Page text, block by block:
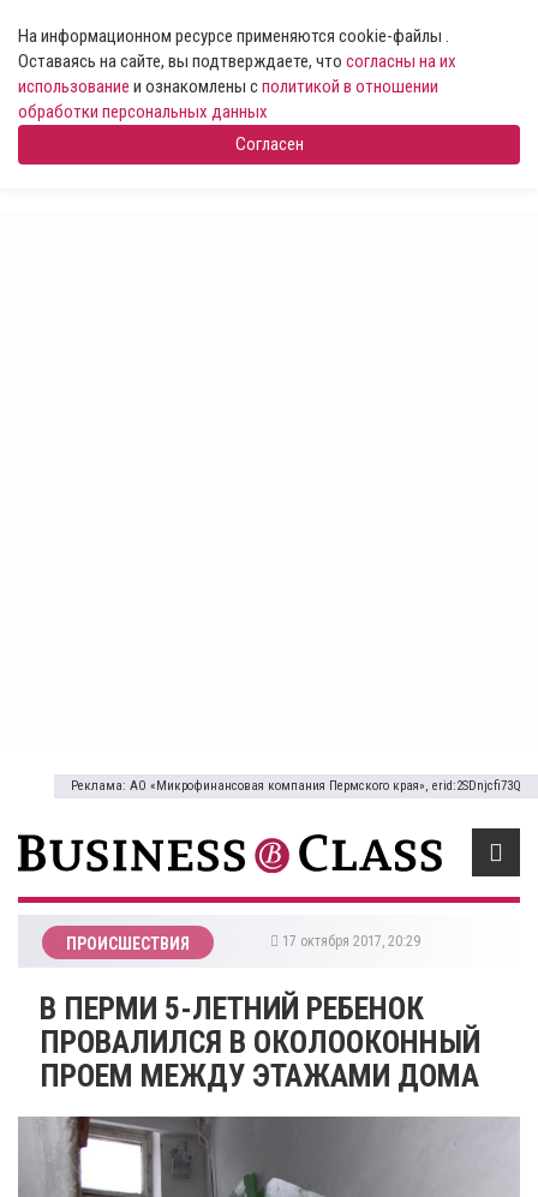
На информационном ресурсе применяются cookie-файлы .
Оставаясь на сайте, вы подтверждаете, что согласны на их
использование и ознакомлены сполитикой в отношении
обработки персональных данных
Согласен
Реклама: АО «Микрофинансовая компания Пермского края», erid:2SDnjcfi73Q
ПРОИСШЕСТВИЯ 17 октября 2017, 20:29
В ПЕРМИ 5-ЛЕТНИЙ РЕБЕНОК
ПРОВАЛИЛСЯ В ОКОЛООКОННЫЙ
ПРОЕМ МЕЖДУ ЭТАЖАМИ ДОМА